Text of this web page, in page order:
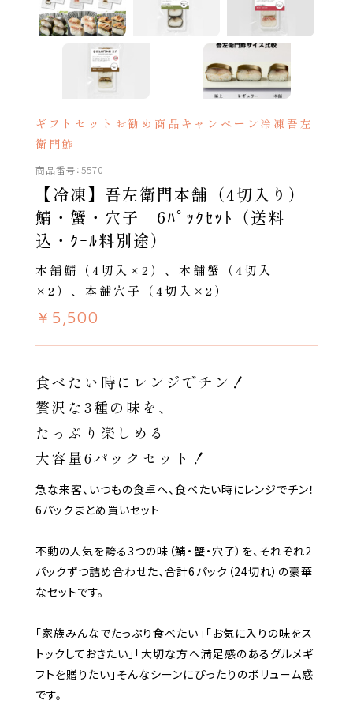
ギフトセット お勧め商品 キャンペーン 冷凍吾左
衛門鮓
5570
【冷凍】吾左衛門本舗（4切入り）
鯖・蟹・穴子 6ﾊﾟｯｸｾｯﾄ（送料
込・ｸｰﾙ料別途）
本舗鯖（4切入×2）、本舗蟹（4切入
×2）、本舗穴子（4切入×2）
￥5,500
食べたい時にレンジでチン！
贅沢な3種の味を、
たっぷり楽しめる
大容量6パックセット！
急な来客、いつもの食卓へ、食べたい時にレンジでチン！
6パックまとめ買いセット
不動の人気を誇る3つの味（鯖・蟹・穴子）を、それぞれ2
パックずつ詰め合わせた、合計6パック（24切れ）の豪華
なセットです。
「家族みんなでたっぷり食べたい」「お気に入りの味をス
トックしておきたい」「大切な方へ満足感のあるグルメギ
フトを贈りたい」そんなシーンにぴったりのボリューム感
です。